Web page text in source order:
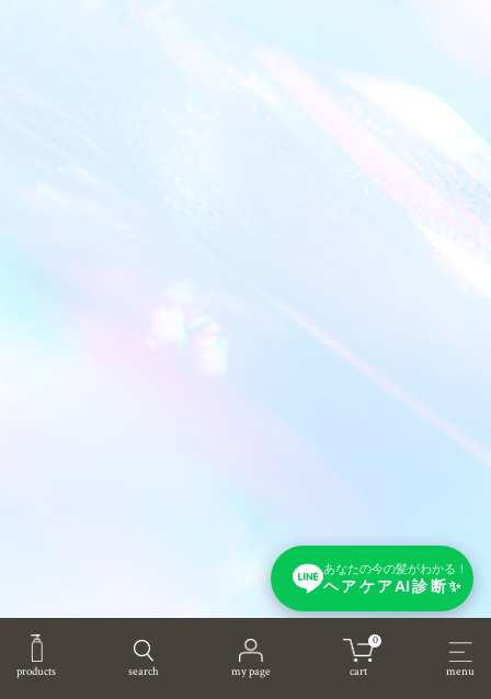
あなたの今の髪がわかる！
ヘアケアAI診断✨
products search my page
0
cart menu